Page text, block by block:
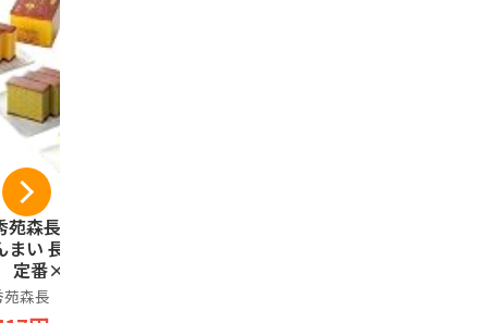
苑森長 カステラ
まい 長持ち（三
定番×２、抹茶
森長